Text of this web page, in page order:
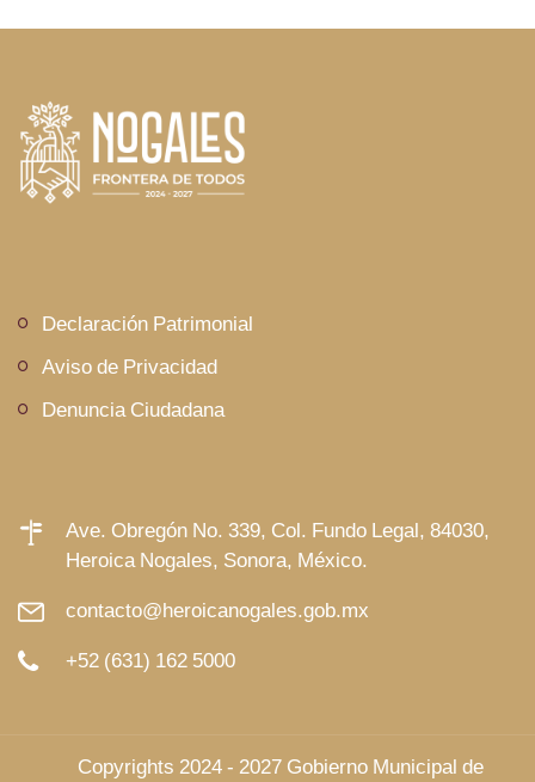
Declaración Patrimonial
Aviso de Privacidad
Denuncia Ciudadana
Ave. Obregón No. 339, Col. Fundo Legal, 84030,
Heroica Nogales, Sonora, México.
contacto@heroicanogales.gob.mx
+52 (631) 162 5000
© Copyrights 2024 - 2027 Gobierno Municipal de